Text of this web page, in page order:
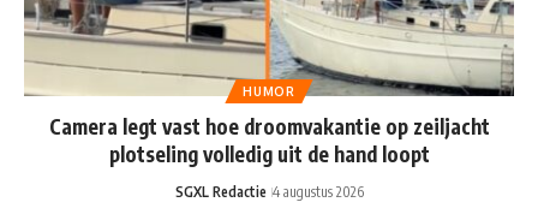
HUMOR
Camera legt vast hoe droomvakantie op zeiljacht
plotseling volledig uit de hand loopt
SGXL Redactie 4 augustus 2026